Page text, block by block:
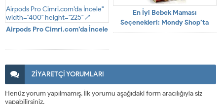
Airpods Pro Cimri.com’da İncele"
width="400" height="225" />
Airpods Pro Cimri.com’da İncele
En İyi Bebek Maması
Seçenekleri: Mondy Shop’ta
Bebelac Gold Fiyatları ve
ZİYARETÇİ YORUMLARI
Henüz yorum yapılmamış. İlk yorumu aşağıdaki form aracılığıyla siz
yapabilirsiniz.